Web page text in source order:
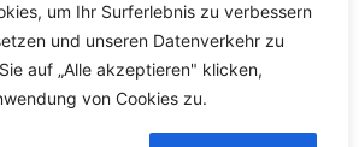
um Ihr Surferlebnis zu verbessern
und unseren Datenverkehr zu
auf „Alle akzeptieren" klicken,
von Cookies zu.